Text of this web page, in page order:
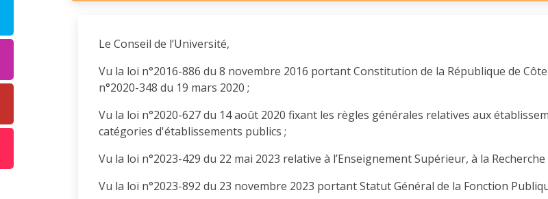
Le Conseil de l’Université,
Vu la loi n°2016-886 du 8 novembre 2016 portant Constitution de la République de
n°2020-348 du 19 mars 2020 ;
Vu la loi n°2020-627 du 14 août 2020 fixant les règles générales relatives aux
catégories d'établissements publics ;
Vu la loi n°2023-429 du 22 mai 2023 relative à l’Enseignement Supérieur, à la
Vu la loi n°2023-892 du 23 novembre 2023 portant Statut Général de la Fonction